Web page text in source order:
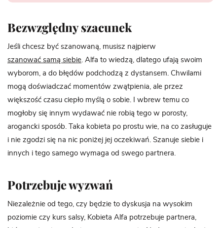
Bezwzględny szacunek
Jeśli chcesz być szanowaną, musisz najpierw
szanować samą siebie. Alfa to wiedzą, dlatego ufają swoim
wyborom, a do błędów podchodzą z dystansem. Chwilami
mogą doświadczać momentów zwątpienia, ale przez
większość czasu ciepło myślą o sobie. I wbrew temu co
mogłoby się innym wydawać nie robią tego w porosty,
arogancki sposób. Taka kobieta po prostu wie, na co zasługuje
i nie zgodzi się na nic poniżej jej oczekiwań. Szanuje siebie i
innych i tego samego wymaga od swego partnera.
Potrzebuje wyzwań
Niezależnie od tego, czy będzie to dyskusja na wysokim
poziomie czy kurs salsy, Kobieta Alfa potrzebuje partnera,